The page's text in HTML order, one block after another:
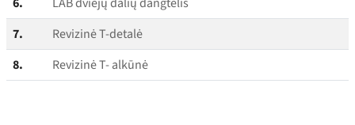
7.
Revizinė T‑detalė
8.
Revizinė T- alkūnė